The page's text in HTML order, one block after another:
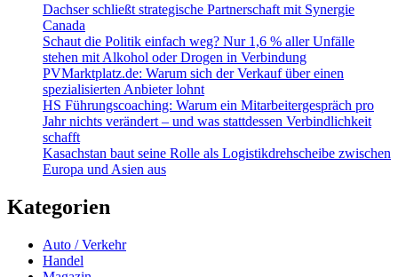
Dachser schließt strategische Partnerschaft mit Synergie
Canada
Schaut die Politik einfach weg? Nur 1,6 % aller Unfälle
stehen mit Alkohol oder Drogen in Verbindung
PVMarktplatz.de: Warum sich der Verkauf über einen
spezialisierten Anbieter lohnt
HS Führungscoaching: Warum ein Mitarbeitergespräch pro
Jahr nichts verändert – und was stattdessen Verbindlichkeit
schafft
Kasachstan baut seine Rolle als Logistikdrehscheibe zwischen
Europa und Asien aus
Kategorien
Auto / Verkehr
Handel